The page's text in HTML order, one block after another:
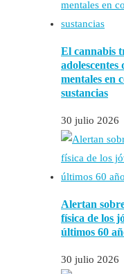
El cannabis
mentales en
sustancias
30 julio 2026
Alertan
física de los
últimos 60
30 julio 2026